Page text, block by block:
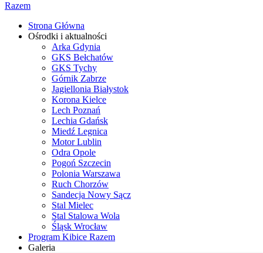
Strona Główna
Ośrodki i aktualności
Arka Gdynia
GKS Bełchatów
GKS Tychy
Górnik Zabrze
Jagiellonia Białystok
Korona Kielce
Lech Poznań
Lechia Gdańsk
Miedź Legnica
Motor Lublin
Odra Opole
Pogoń Szczecin
Polonia Warszawa
Ruch Chorzów
Sandecja Nowy Sącz
Stal Mielec
Stal Stalowa Wola
Śląsk Wrocław
Program Kibice Razem
Galeria